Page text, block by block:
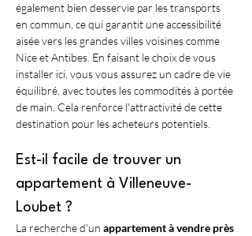
également bien desservie par les transports
en commun, ce qui garantit une accessibilité
aisée vers les grandes villes voisines comme
Nice et Antibes. En faisant le choix de vous
installer ici, vous vous assurez un cadre de vie
équilibré, avec toutes les commodités à portée
de main. Cela renforce l'attractivité de cette
destination pour les acheteurs potentiels.
Est-il facile de trouver un
appartement à Villeneuve-
Loubet ?
La recherche d'un appartement à vendre près